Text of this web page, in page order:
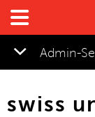

Admin-
swiss